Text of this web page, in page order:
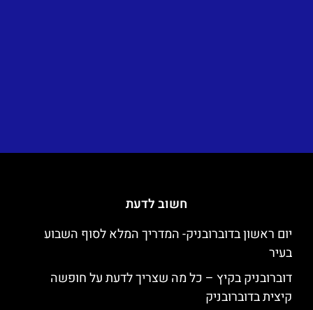
חשוב לדעת
יום ראשון בדוברובניק- המדריך המלא לסוף השבוע
בעיר
דוברובניק בקיץ – כל מה שצריך לדעת על חופשה
קיצית בדוברובניק